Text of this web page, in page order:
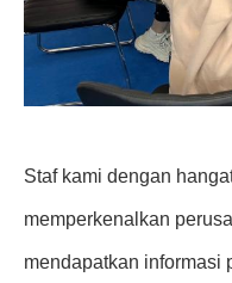
Staf kami dengan
memperkenalkan
mendapatkan informasi